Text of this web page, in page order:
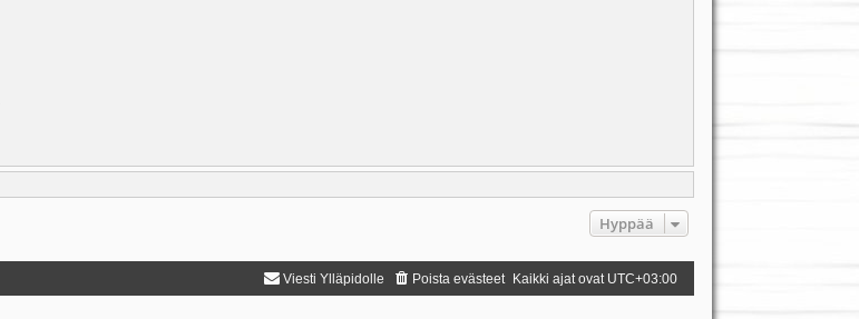
Hyppää
Kaikki ajat ovat UTC+03:00
Poista evästeet
Viesti Ylläpidolle